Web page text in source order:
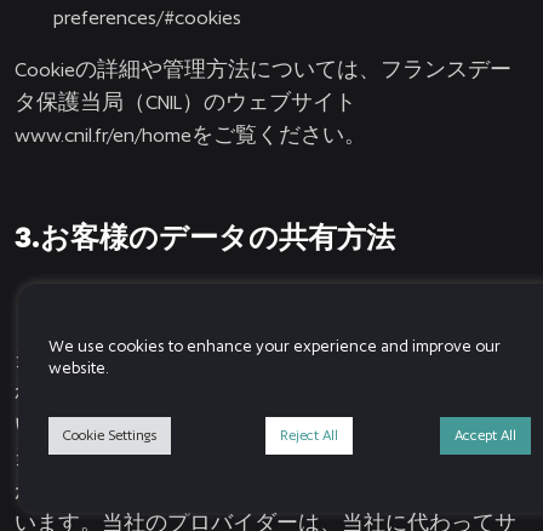
preferences/#cookies
Cookieの詳細や管理方法については、フランスデー
タ保護当局（CNIL）のウェブサイト
www.cnil.fr/en/homeをご覧ください。
3.お客様のデータの共有方法
当社が収集する個人データおよび後の段階で収集さ
れる個人データは、管理者である当社を対象として
います。
当社は、DNEで勤務する権限を付与された者のみ
が、そのようなデータにアクセスできるようにして
います。当社のプロバイダーは、当社に代わってサ
We use cookies to enhance your experience and improve our
website.
Cookie Settings Reject All Accept All